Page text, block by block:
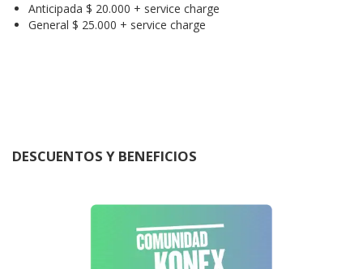
Anticipada $ 20.000 + service charge
General $ 25.000 + service charge
DESCUENTOS Y BENEFICIOS